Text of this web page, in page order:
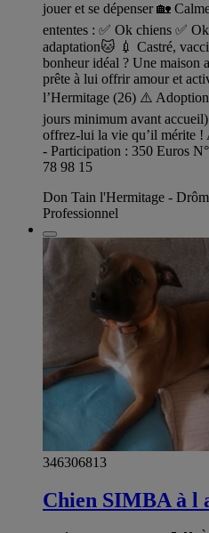
jouer et se dépenser 🏡
ententes : ✅ Ok chiens ✅
adaptation🐱 💉 Castré,
bonheur idéal ? Une maison
prête à lui offrir amour et
l’Hermitage (26) ⚠️ Adoption
jours minimum avant
offrez-lui la vie qu’il mérite !
- Participation : 350 Euros
78 98 15
Don Tain l'Hermitage -
Professionnel
346306813
Chien SIMBA à l